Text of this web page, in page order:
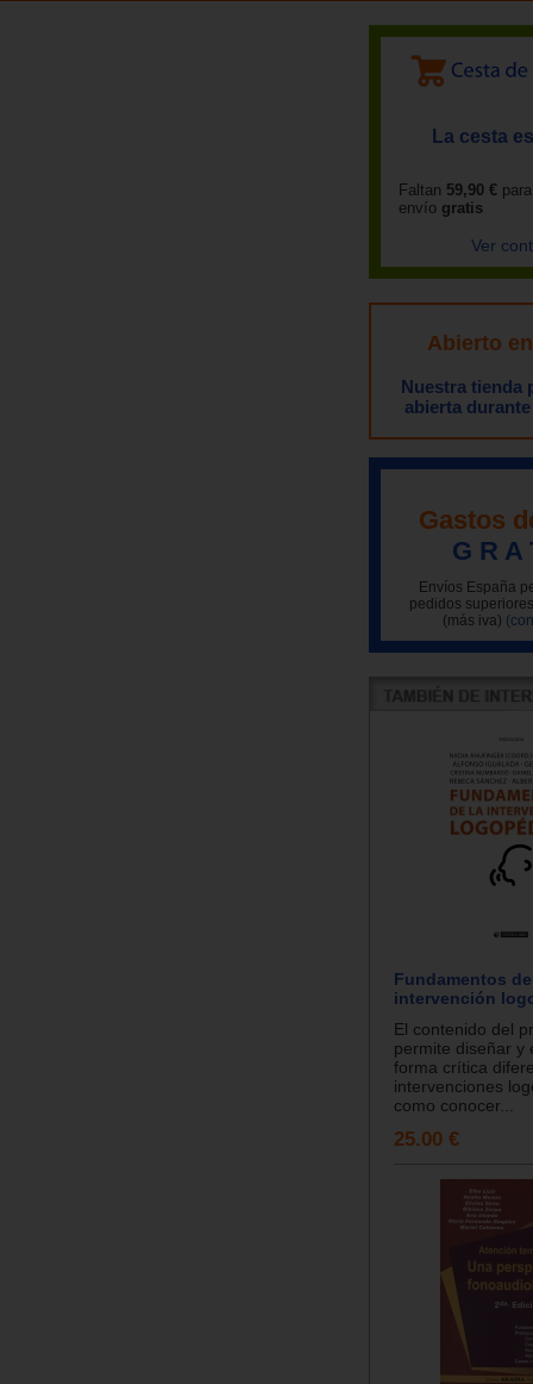
La cesta
Faltan 59,90 €
envío gratis
Ver
Abierto
Nuestra tienda
abierta
Gastos
G R A
Envíos España
pedidos
(más iva)
Fundamentos
intervención
El contenido del
permite diseñar y
forma crítica
intervenciones
como conocer...
25.00 €